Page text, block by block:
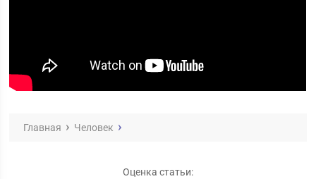
Главная Человек
Оценка статьи: